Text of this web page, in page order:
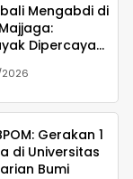
Mengabdi di
Dipercaya
Gerakan 1
di Universitas
Bumi